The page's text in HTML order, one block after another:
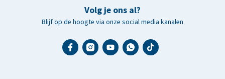
Volg je ons al?
Blijf op de hoogte via onze social media kanalen